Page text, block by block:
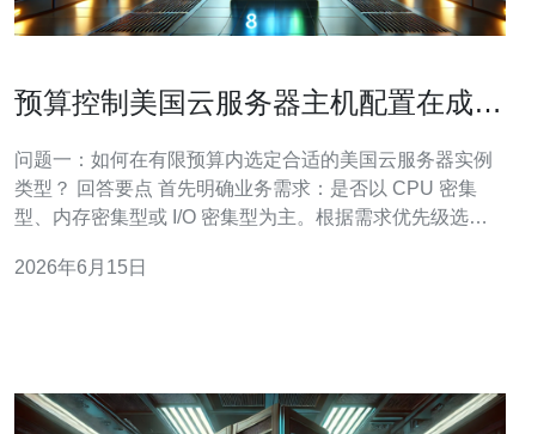
预算控制美国云服务器主机配置在成本
问题一：如何在有限预算内选定合适的美国云服务器实例
类型？ 回答要点 首先明确业务需求：是否以 CPU 密集
型、内存密集型或 I/O 密集型为主。根据需求优先级选择
预算控制的原则，把总预算拆分成基础资源、弹性扩展与
2026年6月15日